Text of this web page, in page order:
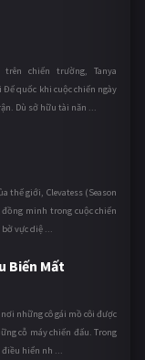
chiến trường, Tanya
quốc khi cuộc chiến ngày
Dù sở hữu tài năn ...
thế giới, Clevatess (Season
minh trong cuộc chiến
vực diệ ...
Biến Mất
những cô gái mồ côi được
cỗ máy chiến đấu. Trong
điều hiển nh ...